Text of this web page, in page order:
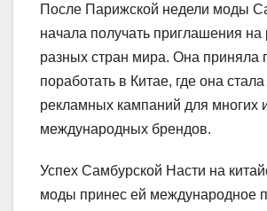
После Парижской недели моды
начала получать приглашения на
разных стран мира. Она приняла
поработать в Китае, где она
рекламных кампаний для многих
международных брендов.
Успех Самбурской Насти на
моды принес ей международное